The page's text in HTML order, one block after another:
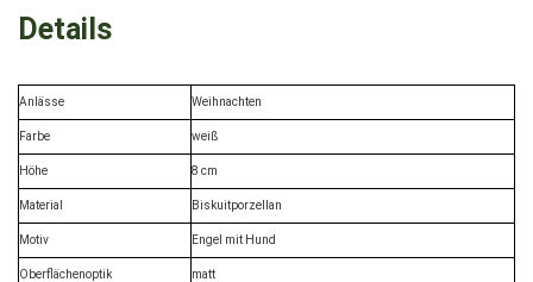
Details
Anlässe Weihnachten
Farbe weiß
Höhe 8 cm
Material Biskuitporzellan
Motiv Engel mit Hund
Oberflächenoptik matt